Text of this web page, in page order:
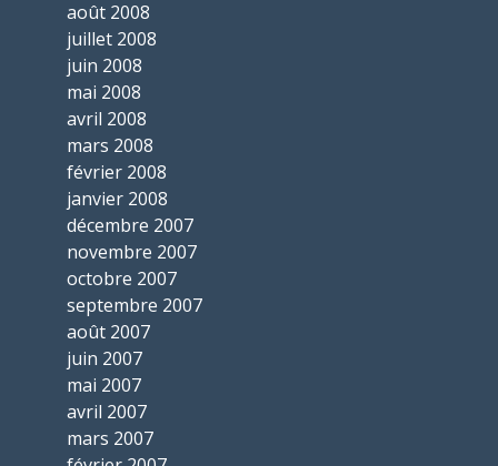
août 2008
juillet 2008
juin 2008
mai 2008
avril 2008
mars 2008
février 2008
janvier 2008
décembre 2007
novembre 2007
octobre 2007
septembre 2007
août 2007
juin 2007
mai 2007
avril 2007
mars 2007